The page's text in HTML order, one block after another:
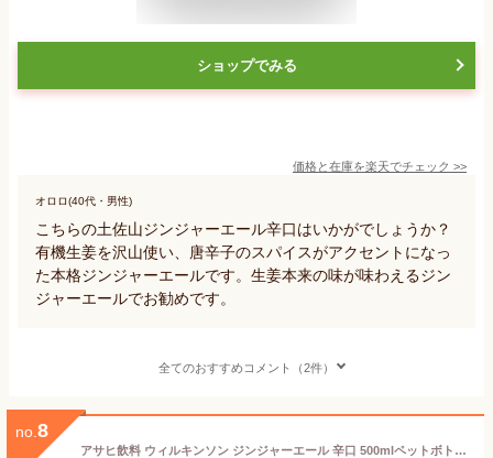
ショップでみる
価格と在庫を楽天でチェック >>
オロロ(40代・男性)
こちらの土佐山ジンジャーエール辛口はいかがでしょうか？
有機生姜を沢山使い、唐辛子のスパイスがアクセントになっ
た本格ジンジャーエールです。生姜本来の味が味わえるジン
ジャーエールでお勧めです。
全てのおすすめコメント（2件）
no. 8
アサヒ飲料 ウィルキンソン ジンジャーエール 辛口 500mlペットボトル（24本入り1ケース）PET